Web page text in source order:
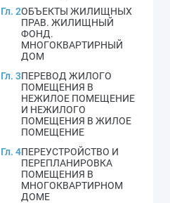
Гл. 2ОБЪЕКТЫ ЖИЛИЩНЫХ
ПРАВ. ЖИЛИЩНЫЙ
ФОНД.
МНОГОКВАРТИРНЫЙ
ДОМ
Гл. 3ПЕРЕВОД ЖИЛОГО
ПОМЕЩЕНИЯ В
НЕЖИЛОЕ ПОМЕЩЕНИЕ
И НЕЖИЛОГО
ПОМЕЩЕНИЯ В ЖИЛОЕ
ПОМЕЩЕНИЕ
Гл. 4ПЕРЕУСТРОЙСТВО И
ПЕРЕПЛАНИРОВКА
ПОМЕЩЕНИЯ В
МНОГОКВАРТИРНОМ
ДОМЕ